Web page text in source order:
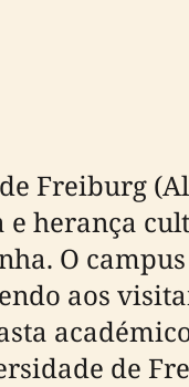
Freiburg
herança
O
aos
de